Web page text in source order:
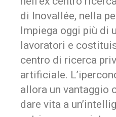
di Inovallée, nella
Impiega oggi più di
lavoratori e
centro di ricerca
artificiale.
allora un vantaggio
dare vita a